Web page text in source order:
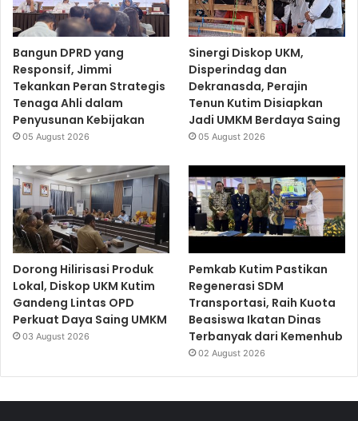
Bangun DPRD yang
Responsif, Jimmi
Tekankan Peran Strategis
Tenaga Ahli dalam
Penyusunan Kebijakan
05 August 2026
Sinergi Diskop UKM,
Disperindag dan
Dekranasda, Perajin
Tenun Kutim Disiapkan
Jadi UMKM Berdaya Saing
05 August 2026
Dorong Hilirisasi Produk
Lokal, Diskop UKM Kutim
Gandeng Lintas OPD
Perkuat Daya Saing UMKM
03 August 2026
Pemkab Kutim Pastikan
Regenerasi SDM
Transportasi, Raih Kuota
Beasiswa Ikatan Dinas
Terbanyak dari Kemenhub
02 August 2026